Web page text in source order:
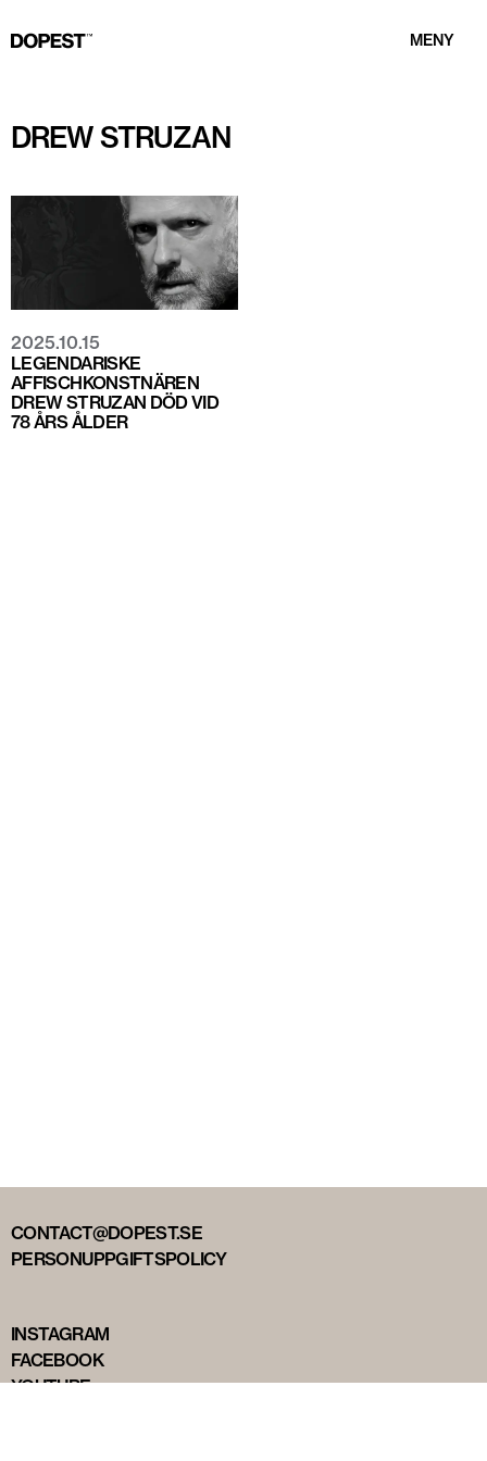
MENY
DREW STRUZAN
2025.10.15
LEGENDARISKE
AFFISCHKONSTNÄREN
DREW STRUZAN DÖD VID
78 ÅRS ÅLDER
CONTACT@DOPEST.SE
PERSONUPPGIFTSPOLICY
INSTAGRAM
FACEBOOK
YOUTUBE